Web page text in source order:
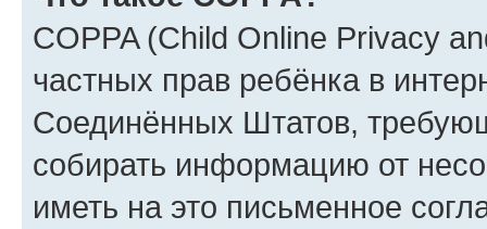
COPPA (Child Online Privacy
частных прав ребёнка в
Соединённых Штатов,
собирать информацию от
иметь на это письменное